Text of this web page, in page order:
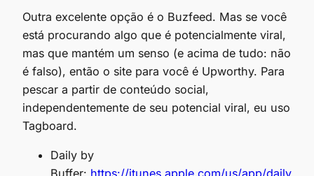
Outra excelente opção é o Buzfeed. Mas se você
está procurando algo que é potencialmente viral,
mas que mantém um senso (e acima de tudo: não
é falso), então o site para você é Upworthy. Para
pescar a partir de conteúdo social,
independentemente de seu potencial viral, eu uso
Tagboard.
Daily by